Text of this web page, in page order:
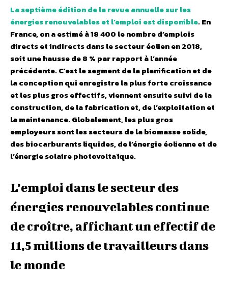
La septième édition de la revue annuelle sur les
énergies renouvelables et l’emploi est disponible. En
France, on a estimé à 18 400 le nombre d’emplois
directs et indirects dans le secteur éolien en 2018,
soit une hausse de 8 % par rapport à l’année
précédente. C’est le segment de la planification et de
la conception qui enregistre la plus forte croissance
et les plus gros effectifs, viennent ensuite suivi de la
construction, de la fabrication et, de l’exploitation et
la maintenance. Globalement, les plus gros
employeurs sont les secteurs de la biomasse solide,
des biocarburants liquides, de l’énergie éolienne et de
l’énergie solaire photovoltaïque.
L’emploi dans le secteur des
énergies renouvelables continue
de croître, affichant un effectif de
11,5 millions de travailleurs dans
le monde